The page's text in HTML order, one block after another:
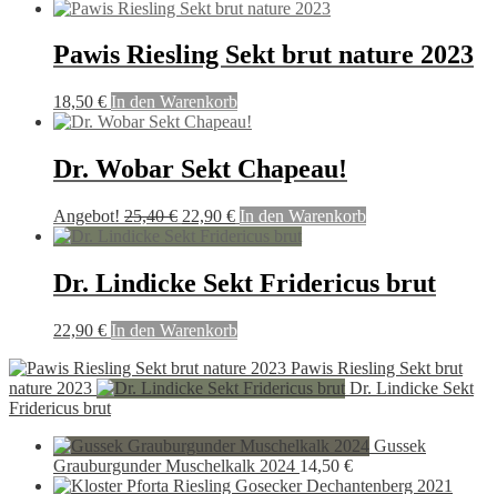
Pawis Riesling Sekt brut nature 2023
18,50 € In den Warenkorb
Dr. Wobar Sekt Chapeau!
Angebot! 25,40€ Ursprünglicher
25,40 €
22,90 €Aktueller
22,90 €.
In den Warenkorb
Dr. Lindicke Sekt Fridericus brut
22,90 € In den Warenkorb
Pawis Riesling Sekt brut
nature 2023
Dr. Lindicke Sekt
Fridericus brut
Gussek
Grauburgunder Muschelkalk 2024 14,50 €